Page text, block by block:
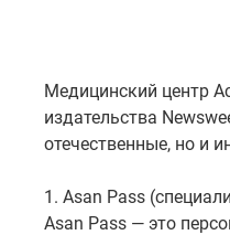
Медицинский центр
издательства
отечественные, но и
1. Asan Pass
Asan Pass — это